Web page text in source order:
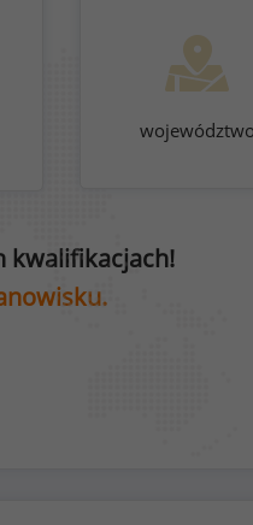
województwo
kwalifikacjach!